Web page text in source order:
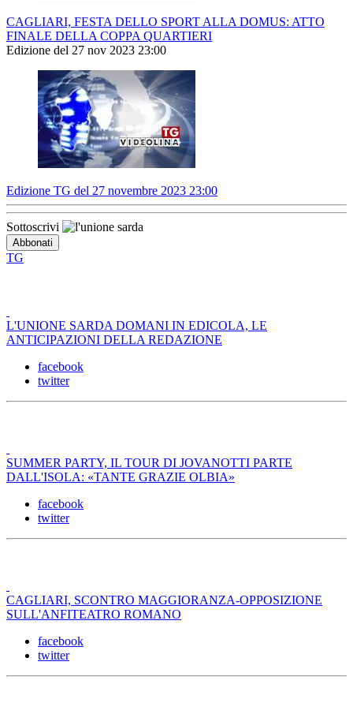
CAGLIARI, FESTA DELLO SPORT ALLA DOMUS: ATTO
FINALE DELLA COPPA QUARTIERI
Edizione del 27 nov 2023 23:00
Edizione TG del 27 novembre 2023 23:00
Sottoscrivi
TG
L'UNIONE SARDA DOMANI IN EDICOLA, LE
ANTICIPAZIONI DELLA REDAZIONE
facebook
twitter
SUMMER PARTY, IL TOUR DI JOVANOTTI PARTE
DALL'ISOLA: «TANTE GRAZIE OLBIA»
facebook
twitter
CAGLIARI, SCONTRO MAGGIORANZA-OPPOSIZIONE
SULL'ANFITEATRO ROMANO
facebook
twitter